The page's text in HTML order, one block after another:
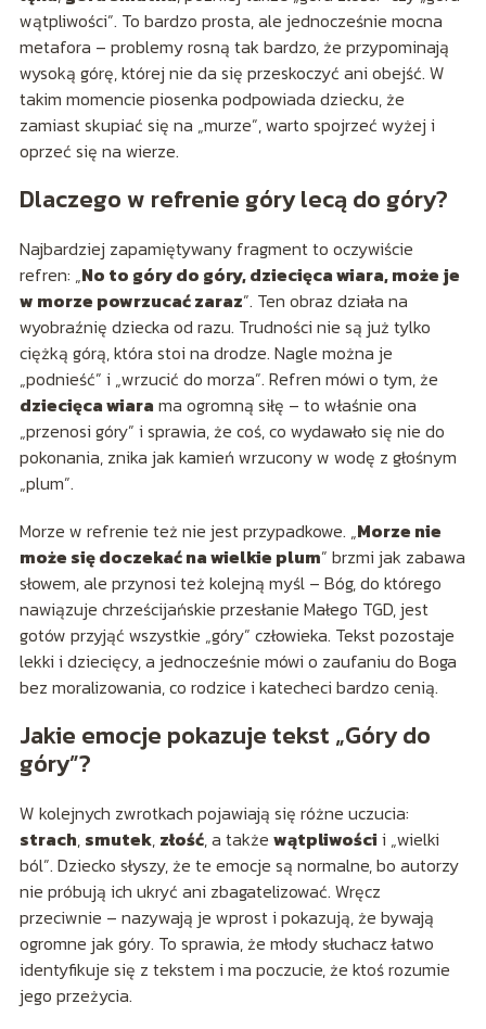
wątpliwości”. To bardzo prosta, ale jednocześnie mocna
metafora – problemy rosną tak bardzo, że przypominają
wysoką górę, której nie da się przeskoczyć ani obejść. W
takim momencie piosenka podpowiada dziecku, że
zamiast skupiać się na „murze”, warto spojrzeć wyżej i
oprzeć się na wierze.
Dlaczego w refrenie góry lecą do góry?
Najbardziej zapamiętywany fragment to oczywiście
refren: „No to góry do góry, dziecięca wiara, może je
w morze powrzucać zaraz”. Ten obraz działa na
wyobraźnię dziecka od razu. Trudności nie są już tylko
ciężką górą, która stoi na drodze. Nagle można je
„podnieść” i „wrzucić do morza”. Refren mówi o tym, że
dziecięca wiara ma ogromną siłę – to właśnie ona
„przenosi góry” i sprawia, że coś, co wydawało się nie do
pokonania, znika jak kamień wrzucony w wodę z głośnym
„plum”.
Morze w refrenie też nie jest przypadkowe. „Morze nie
może się doczekać na wielkie plum” brzmi jak zabawa
słowem, ale przynosi też kolejną myśl – Bóg, do którego
nawiązuje chrześcijańskie przesłanie Małego TGD, jest
gotów przyjąć wszystkie „góry” człowieka. Tekst pozostaje
lekki i dziecięcy, a jednocześnie mówi o zaufaniu do Boga
bez moralizowania, co rodzice i katecheci bardzo cenią.
Jakie emocje pokazuje tekst „Góry do
góry”?
W kolejnych zwrotkach pojawiają się różne uczucia:
strach, smutek, złość, a także wątpliwości i „wielki
ból”. Dziecko słyszy, że te emocje są normalne, bo autorzy
nie próbują ich ukryć ani zbagatelizować. Wręcz
przeciwnie – nazywają je wprost i pokazują, że bywają
ogromne jak góry. To sprawia, że młody słuchacz łatwo
identyfikuje się z tekstem i ma poczucie, że ktoś rozumie
jego przeżycia.